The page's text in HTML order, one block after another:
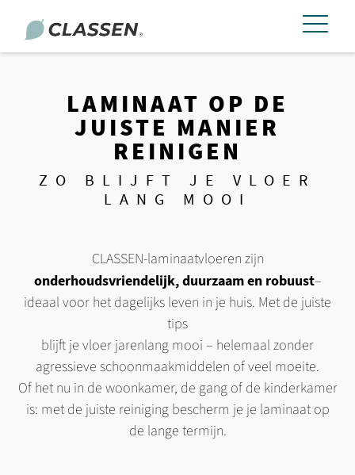
LAMINAAT OP DE
JUISTE MANIER
REINIGEN
ZO BLIJFT JE VLOER
LANG MOOI
CLASSEN-laminaatvloeren zijn
onderhoudsvriendelijk, duurzaam en robuust–
ideaal voor het dagelijks leven in je huis. Met de juiste
tips
blijft je vloer jarenlang mooi – helemaal zonder
agressieve schoonmaakmiddelen of veel moeite.
Of het nu in de woonkamer, de gang of de kinderkamer
is: met de juiste reiniging bescherm je je laminaat op
de lange termijn.